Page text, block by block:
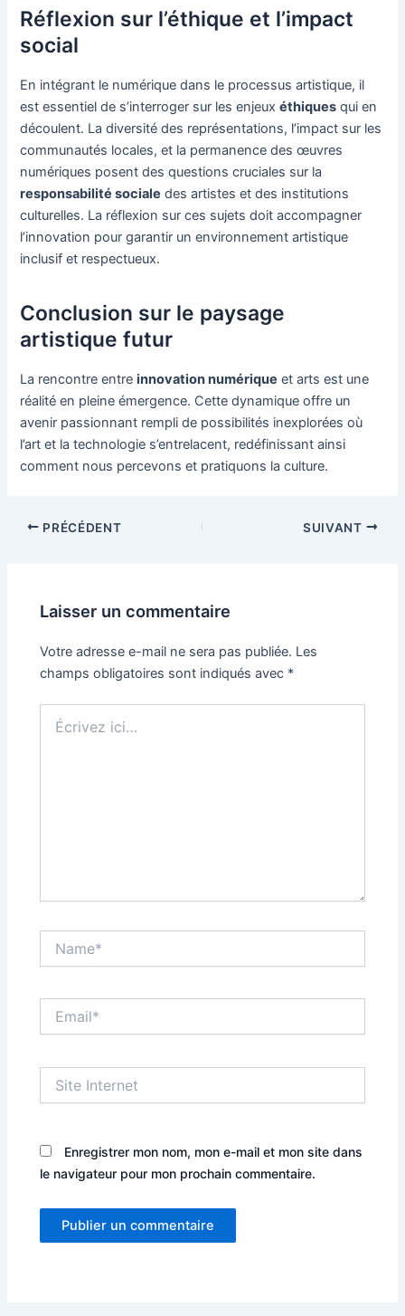
Réflexion sur l’éthique et l’impact
social
En intégrant le numérique dans le processus artistique, il
est essentiel de s’interroger sur les enjeuxéthiques qui en
découlent. La diversité des représentations, l’impact sur les
communautés locales, et la permanence des œuvres
numériques posent des questions cruciales sur la
responsabilité sociale des artistes et des institutions
culturelles. La réflexion sur ces sujets doit accompagner
l’innovation pour garantir un environnement artistique
inclusif et respectueux.
Conclusion sur le paysage
artistique futur
La rencontre entreinnovation numérique et arts est une
réalité en pleine émergence. Cette dynamique offre un
avenir passionnant rempli de possibilités inexplorées où
l’art et la technologie s’entrelacent, redéfinissant ainsi
comment nous percevons et pratiquons la culture.
NavigationPRÉCÉDENT SUIVANT
Laisser un commentaire
Votre adresse e-mail ne sera pas publiée. Les
champs obligatoires sont indiqués avec *
ici…
Internet
Enregistrer mon nom, mon e-mail et mon site dans
le navigateur pour mon prochain commentaire.